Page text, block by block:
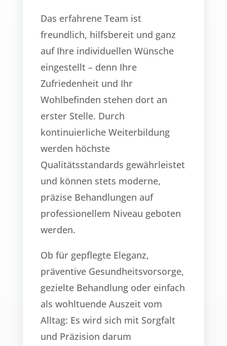
Das erfahrene Team ist
freundlich, hilfsbereit und ganz
auf Ihre individuellen Wünsche
eingestellt – denn Ihre
Zufriedenheit und Ihr
Wohlbefinden stehen dort an
erster Stelle. Durch
kontinuierliche Weiterbildung
werden höchste
Qualitätsstandards gewährleistet
und können stets moderne,
präzise Behandlungen auf
professionellem Niveau geboten
werden.
Ob für gepflegte Eleganz,
präventive Gesundheitsvorsorge,
gezielte Behandlung oder einfach
als wohltuende Auszeit vom
Alltag: Es wird sich mit Sorgfalt
und Präzision darum